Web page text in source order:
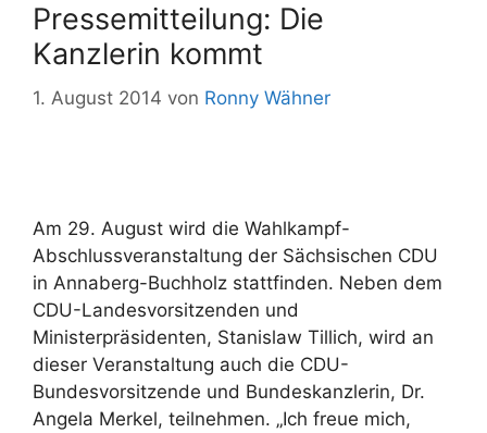
Pressemitteilung: Die
Kanzlerin kommt
1. August 2014 von Ronny Wähner
Am 29. August wird die Wahlkampf-
Abschlussveranstaltung der Sächsischen CDU
in Annaberg-Buchholz stattfinden. Neben dem
CDU-Landesvorsitzenden und
Ministerpräsidenten, Stanislaw Tillich, wird an
dieser Veranstaltung auch die CDU-
Bundesvorsitzende und Bundeskanzlerin, Dr.
Angela Merkel, teilnehmen. „Ich freue mich,